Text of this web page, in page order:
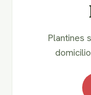
Plantines